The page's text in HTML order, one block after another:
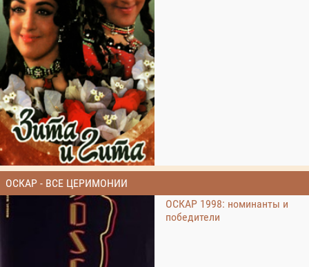
ОСКАР - ВСЕ ЦЕРИМОНИИ
ОСКАР 1998: номинанты и
победители